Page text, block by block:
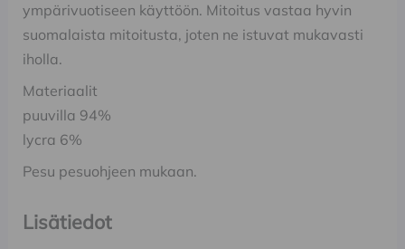
ympärivuotiseen käyttöön. Mitoitus vastaa hyvin
suomalaista mitoitusta, joten ne istuvat mukavasti
iholla.
Materiaalit
puuvilla 94%
lycra 6%
Pesu pesuohjeen mukaan.
Lisätiedot